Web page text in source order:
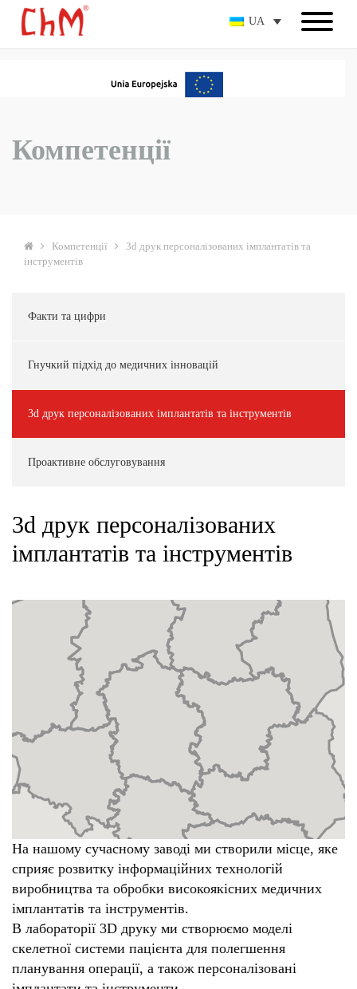
UA
Компетенції
Компетенції
3d друк персоналізованих імплантатів та
інструментів
Факти та цифри
Гнучкий підхід до медичних інновацій
3d друк персоналізованих імплантатів та інструментів
Проактивне обслуговування
3d друк персоналізованих
імплантатів та інструментів
На нашому сучасному заводі ми створили місце, яке
сприяє розвитку інформаційних технологій
виробництва та обробки високоякісних медичних
імплантатів та інструментів.
В лабораторії 3D друку ми створюємо моделі
скелетної системи пацієнта для полегшення
планування операції, а також персоналізовані